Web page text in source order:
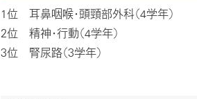
1位 耳鼻咽喉・頭頸部外科（4学年）
2位 精神・⾏動（4学年）
3位 腎尿路（3学年）